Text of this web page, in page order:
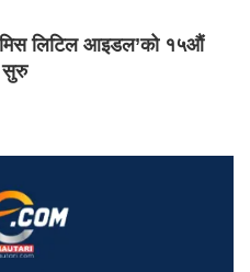
मिस लिटिल आइडल’को १५औं
सुरु